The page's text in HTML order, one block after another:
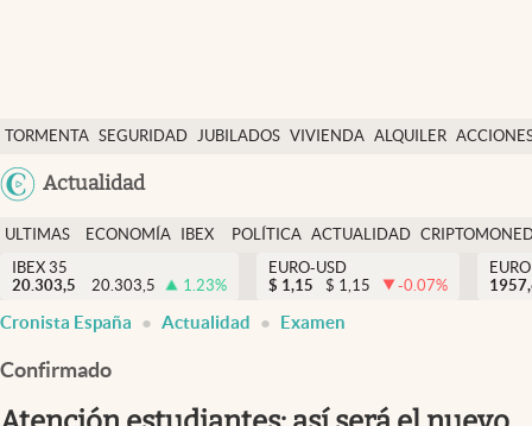
TORMENTA SEGURIDAD JUBILADOS VIVIENDA ALQUILER
Actualidad
Economía y finanzas
Política
Actualidad
Criptomonedas
España
ULTIMAS
NOTICIAS
ECONOMÍA
FINANZAS
IBEX
EURO
POLÍTICA ACTUALIDAD
IBEX 35
20.303,5
20.303,5 1.23%
EURO-USD
$ 1,15 $ 1,15 -0.07%
Cronista España Actualidad Examen
Confirmado